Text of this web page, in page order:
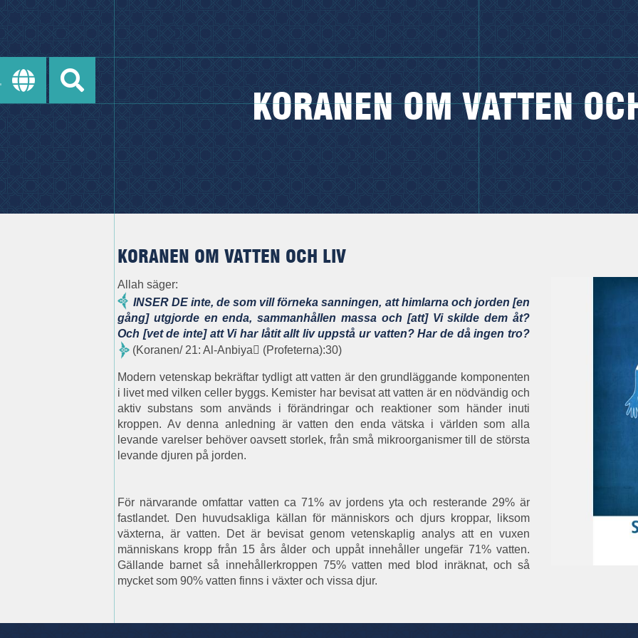
KORANEN OM VATTEN
KORANEN OM VATTEN OCH LIV
Allah säger:
INSER DE inte, de som vill förneka sanningen, att himlarna och jorden [en
gång] utgjorde en enda, sammanhållen massa och [att] Vi skilde dem åt?
Och [vet de inte] att Vi har låtit allt liv uppstå ur vatten? Har de då ingen tro?
(Koranen/ 21: Al-Anbiya (Profeterna):30)
Modern vetenskap bekräftar tydligt att vatten är den grundläggande komponenten
i livet med vilken celler byggs. Kemister har bevisat att vatten är en nödvändig och
aktiv substans som används i förändringar och reaktioner som händer inuti
kroppen. Av denna anledning är vatten den enda vätska i världen som alla
levande varelser behöver oavsett storlek, från små mikroorganismer till de största
levande djuren på jorden.
För närvarande omfattar vatten ca 71% av jordens yta och resterande 29% är
fastlandet. Den huvudsakliga källan för människors och djurs kroppar, liksom
växterna, är vatten. Det är bevisat genom vetenskaplig analys att en vuxen
människans kropp från 15 års ålder och uppåt innehåller ungefär 71% vatten.
Gällande barnet så innehållerkroppen 75% vatten med blod inräknat, och så
mycket som 90% vatten finns i växter och vissa djur.